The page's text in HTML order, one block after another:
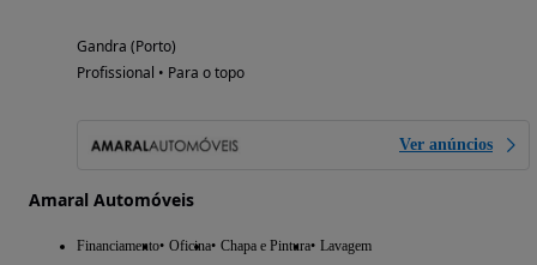
Gandra (Porto)
Profissional • Para o topo
Ver anúncios
Amaral Automóveis
Financiamento Oficina Chapa e Pintura Lavagem